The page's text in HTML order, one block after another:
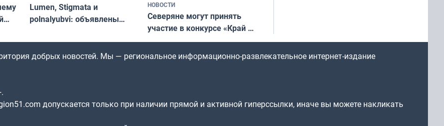
Lumen, Stigmata и
polnalyubvi: объявлены
«Имандра» в 2026 года
НОВОСТИ
Северяне могут принять
участие в конкурсе «Край у
северной границы: фотогид
по Печенгскому округу»
добрых новостей. Мы — региональное информационно-развлекательное интернет-издание
допускается только при наличии прямой и активной гиперссылки, иначе вы можете накликать